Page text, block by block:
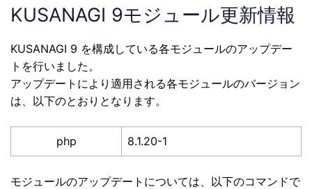
KUSANAGI 9モジュール更新情報
KUSANAGI 9 を構成している各モジュールのアップデー
トを行いました。
アップデートにより適用される各モジュールのバージョン
は、以下のとおりとなります。
php 8.1.20-1
モジュールのアップデートについては、以下のコマンドで